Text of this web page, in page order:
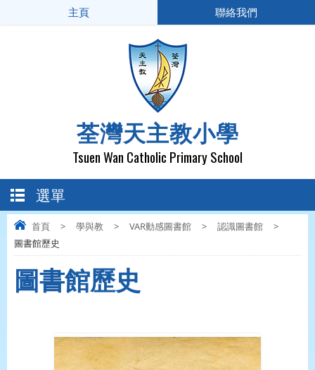
荃灣天主教小學
Tsuen Wan Catholic Primary School
主頁 聯絡我們
選單
首頁 > 學與教 > VAR動感圖書館 > 認識圖書館
>
圖書館歷史
圖書館歷史